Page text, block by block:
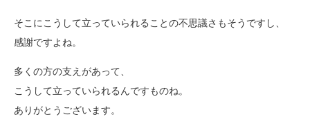
そこにこうして立っていられることの不思議さもそうですし、
感謝ですよね。
多くの方の支えがあって、
こうして立っていられるんですものね。
ありがとうございます。